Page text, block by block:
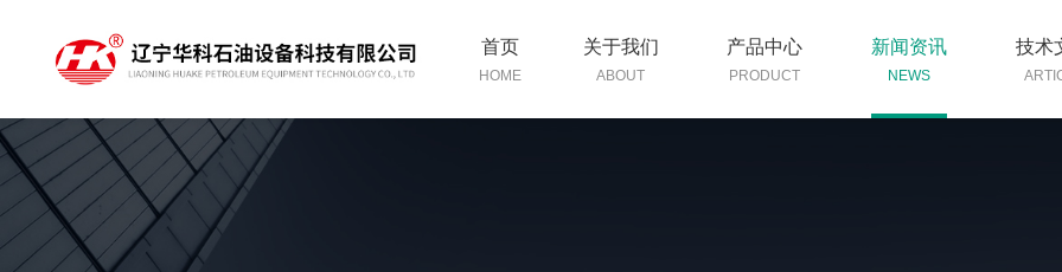
首页
HOME
关于我们
ABOUT
产品中心
PRODUCT
新闻资讯
NEWS
技术